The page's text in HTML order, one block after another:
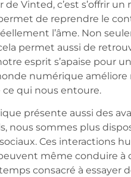
de Vinted, c’est s’offrir
de reprendre le
l’âme. Non
permet aussi de
esprit s’apaise pour
numérique
ce qui nous entoure.
présente aussi des
nous sommes plus
Ces interactions
même conduire à
consacré à